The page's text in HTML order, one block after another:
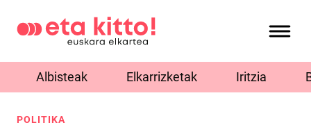
Albisteak Elkarrizketak Iritzia
POLITIKA